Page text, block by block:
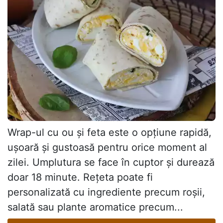
Wrap-ul cu ou și feta este o opțiune rapidă,
ușoară și gustoasă pentru orice moment al
zilei. Umplutura se face în cuptor și durează
doar 18 minute. Rețeta poate fi
personalizată cu ingrediente precum roșii,
salată sau plante aromatice precum...